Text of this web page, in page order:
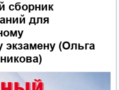
сборник
для
экзамену (Ольга